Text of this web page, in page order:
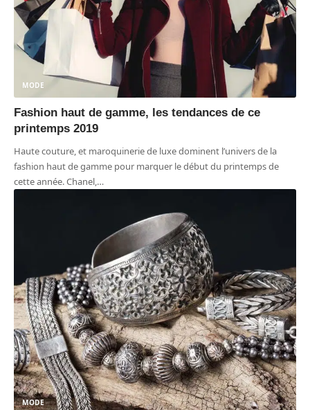
MODE
Fashion haut de gamme, les tendances de ce
printemps 2019
Haute couture, et maroquinerie de luxe dominent l’univers de la
fashion haut de gamme pour marquer le début du printemps de
cette année. Chanel,…
MODE